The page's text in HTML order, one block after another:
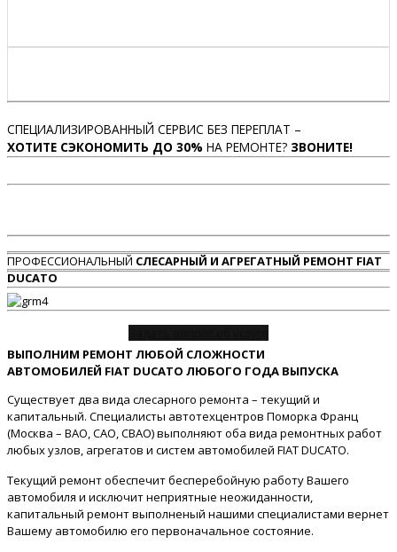
СПЕЦИАЛИЗИРОВАННЫЙ СЕРВИС БЕЗ ПЕРЕПЛАТ –
ХОТИТЕ СЭКОНОМИТЬ ДО 30% НА РЕМОНТЕ? ЗВОНИТЕ!
ПРОФЕССИОНАЛЬНЫЙ СЛЕСАРНЫЙ И АГРЕГАТНЫЙ РЕМОНТ FIAT
DUCATO
ВЫПОЛНИМ РЕМОНТ ЛЮБОЙ СЛОЖНОСТИ
АВТОМОБИЛЕЙ FIAT DUCATO ЛЮБОГО ГОДА ВЫПУСКА
Существует два вида слесарного ремонта – текущий и
капитальный. Специалисты автотехцентров Поморка Франц
(Москва – ВАО, САО, СВАО) выполняют оба вида ремонтных работ
любых узлов, агрегатов и систем автомобилей FIAT DUCATO.
Текущий ремонт обеспечит бесперебойную работу Вашего
автомобиля и исключит неприятные неожиданности,
капитальный ремонт выполненый нашими специалистами вернет
Вашему автомобилю его первоначальное состояние.